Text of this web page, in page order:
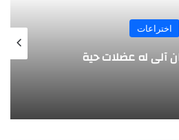
اختراعات
على هوية صاحبه